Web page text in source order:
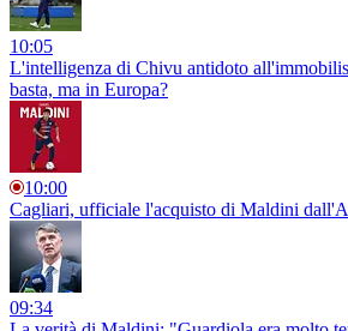
10:05
L'intelligenza di Chivu antidoto
basta, ma in Europa?
10:00
Cagliari, ufficiale l'acquisto di Maldini
09:34